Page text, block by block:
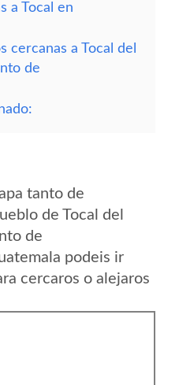
a Tocal en
cercanas a Tocal del
de
tanto de
de Tocal del
de
podeis ir
cercaros o alejaros